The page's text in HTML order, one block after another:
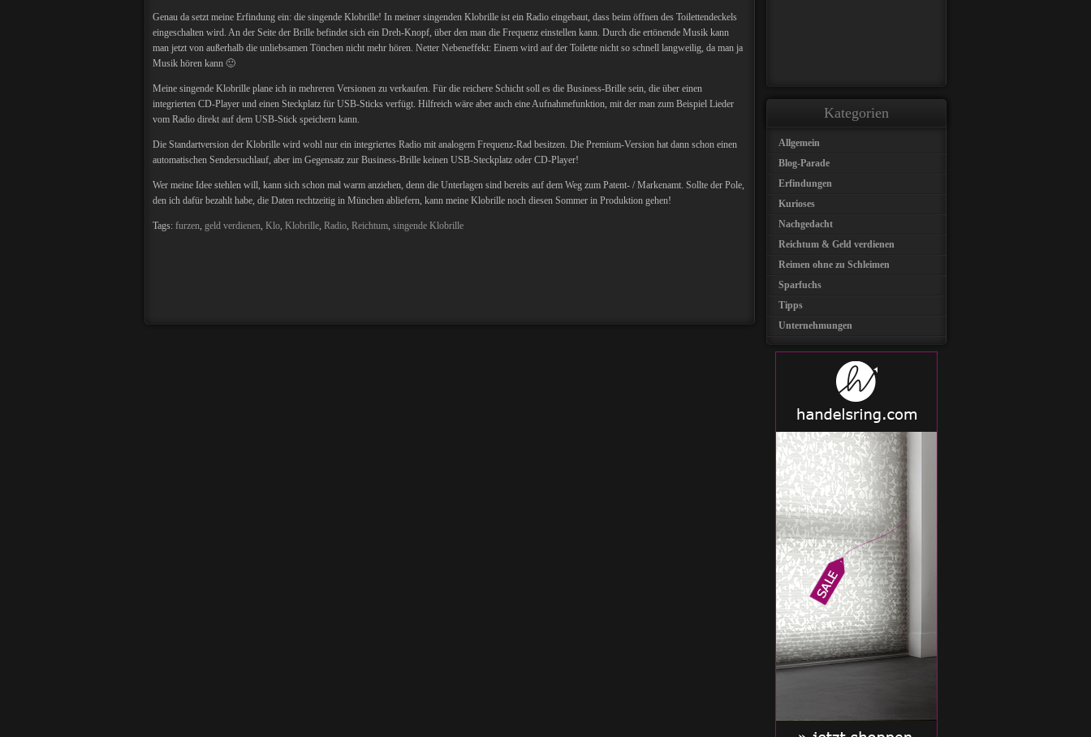
Genau da setzt meine Erfindung ein: die singende Klobrille! In meiner singenden Klobrille ist ein Radio eingebaut, dass beim öffnen des Toilettendeckels
eingeschalten wird. An der Seite der Brille befindet sich ein Dreh-Knopf, über den man die Frequenz einstellen kann. Durch die ertönende Musik kann
man jetzt von außerhalb die unliebsamen Tönchen nicht mehr hören. Netter Nebeneffekt: Einem wird auf der Toilette nicht so schnell langweilig, da man ja
Musik hören kann 🙂
Meine singende Klobrille plane ich in mehreren Versionen zu verkaufen. Für die reichere Schicht soll es die Business-Brille sein, die über einen
integrierten CD-Player und einen Steckplatz für USB-Sticks verfügt. Hilfreich wäre aber auch eine Aufnahmefunktion, mit der man zum Beispiel Lieder
vom Radio direkt auf dem USB-Stick speichern kann.
Die Standartversion der Klobrille wird wohl nur ein integriertes Radio mit analogem Frequenz-Rad besitzen. Die Premium-Version hat dann schon einen
automatischen Sendersuchlauf, aber im Gegensatz zur Business-Brille keinen USB-Steckplatz oder CD-Player!
Wer meine Idee stehlen will, kann sich schon mal warm anziehen, denn die Unterlagen sind bereits auf dem Weg zum Patent- / Markenamt. Sollte der Pole,
den ich dafür bezahlt habe, die Daten rechtzeitig in München abliefern, kann meine Klobrille noch diesen Sommer in Produktion gehen!
Tags: furzen, geld verdienen, Klo, Klobrille, Radio, Reichtum, singende Klobrille
Kategorien
Allgemein
Blog-Parade
Erfindungen
Kurioses
Nachgedacht
Reichtum & Geld verdienen
Reimen ohne zu Schleimen
Sparfuchs
Tipps
Unternehmungen